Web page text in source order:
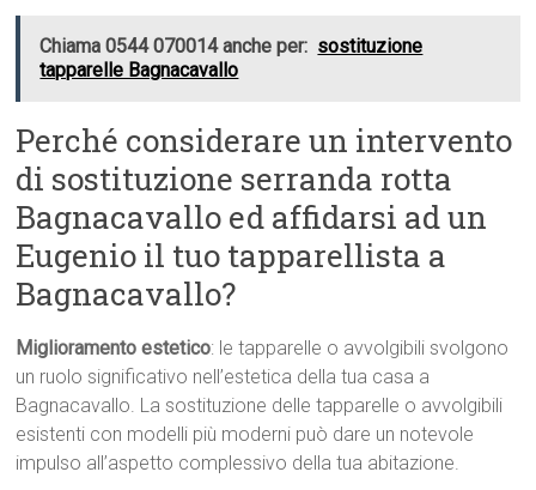
Chiama 0544 070014 anche per: sostituzione
tapparelle Bagnacavallo
Perché considerare un intervento
di sostituzione serranda rotta
Bagnacavallo ed affidarsi ad un
Eugenio il tuo tapparellista a
Bagnacavallo?
Miglioramento estetico: le tapparelle o avvolgibili svolgono
un ruolo significativo nell’estetica della tua casa a
Bagnacavallo. La sostituzione delle tapparelle o avvolgibili
esistenti con modelli più moderni può dare un notevole
impulso all’aspetto complessivo della tua abitazione.